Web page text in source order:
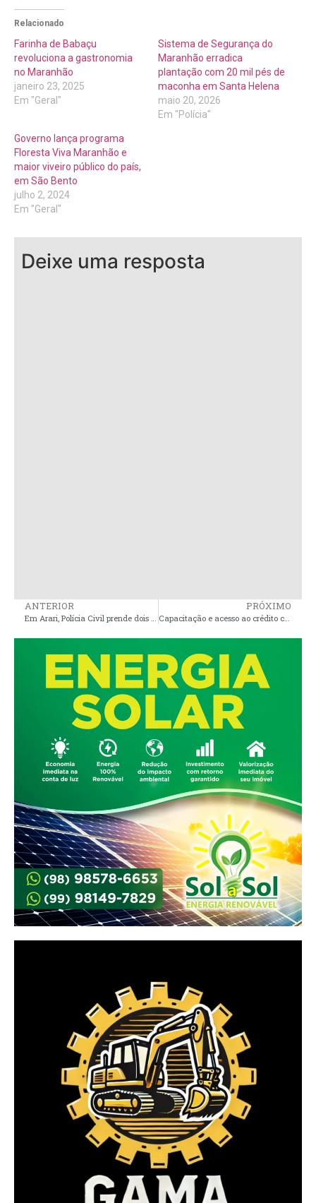
Relacionado
Farinha de Babaçu
revoluciona a gastronomia
no Maranhão
janeiro 23, 2025
Em "Geral"
Sistema de Segurança do
Maranhão erradica
plantação com 20 mil pés de
maconha em Santa Helena
maio 20, 2026
Em "Polícia"
Governo lança programa
Floresta Viva Maranhão e
maior viveiro público do país,
em São Bento
julho 2, 2024
Em "Geral"
Deixe uma resposta
ANTERIOR PRÓXIMO
Capacitação e acesso ao crédito contribuem para impulsionar agronegócio na Baixada Maranhense